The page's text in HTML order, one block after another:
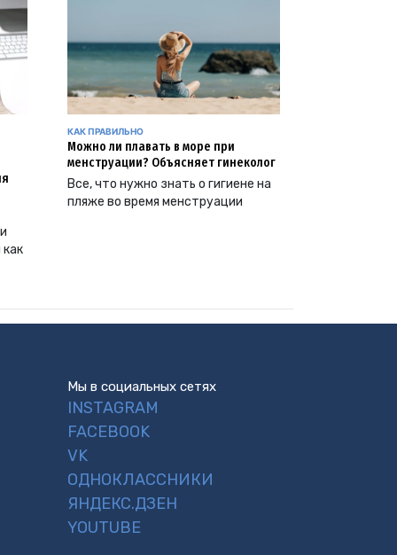
КАК ПРАВИЛЬНО
Можно ли плавать в море при
менструации? Объясняет гинеколог
Все, что нужно знать о гигиене на
пляже во время менструации
Мы в социальных сетях
INSTAGRAM
FACEBOOK
VK
ОДНОКЛАССНИКИ
ЯНДЕКС.ДЗЕН
YOUTUBE